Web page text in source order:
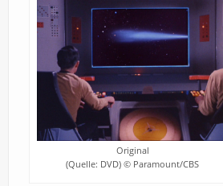
Original
(Quelle: DVD) © Paramount/CBS